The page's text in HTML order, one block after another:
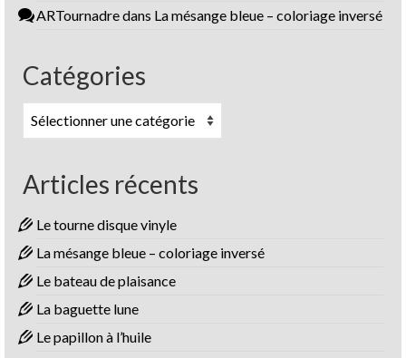
ARTournadredans La mésange bleue – coloriage inversé
Catégories
Catégories
Articles récents
Le tourne disque vinyle
La mésange bleue – coloriage inversé
Le bateau de plaisance
La baguette lune
Le papillon à l’huile